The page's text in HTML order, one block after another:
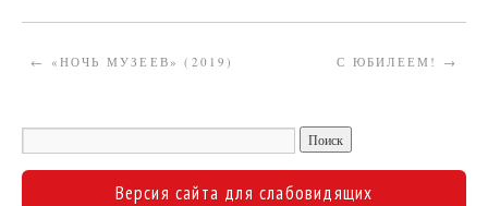
← «НОЧЬ МУЗЕЕВ» (2019) С ЮБИЛЕЕМ! →
Версия сайта для слабовидящих